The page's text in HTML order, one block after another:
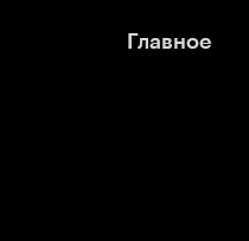
Главное
Главное